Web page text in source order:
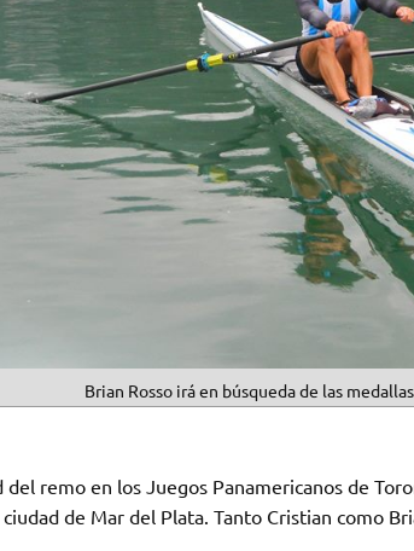
Brian Rosso irá en búsqueda de las
del remo en los Juegos Panamericanos de
de Mar del Plata. Tanto Cristian como